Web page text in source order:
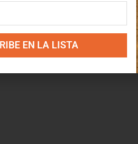
EN LA LISTA